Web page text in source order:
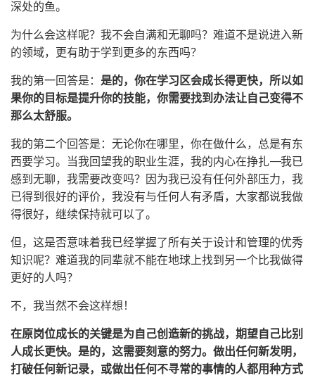
深处的鱼。
为什么会这样呢？我不会自满和无聊吗？难道不是说进入新
的领域，更有助于学到更多的东西吗？
我的第一回答是： 是的，你在学习区会成长得更快，所以如
果你的目标是提升你的技能，你需要找到办法让自己变得不
那么太舒服。
我的第二个回答是：无论你在哪里，你在做什么，总是有东
西要学习。当我回望我的职业生涯，我的内心在挣扎——我已
感到无聊，我需要改变吗？因为我已没有任何外部压力，我
已得到很好的评价，我没有与任何人有矛盾，大家都说我做
得很好，继续保持就可以了。
但，这是否意味着我已经掌握了所有关于设计和管理的优秀
知识呢？难道我的同辈就不能在地球上找到另一个比我做得
更好的人吗？
不，我当然不会这样想！
在原岗位成长的关键是为自己创造新的挑战，期望自己比别
人成长更快。是的，这需要刻意的努力。做出任何新发明，
打破任何新记录，或做出任何不寻常的事情的人都用种方式